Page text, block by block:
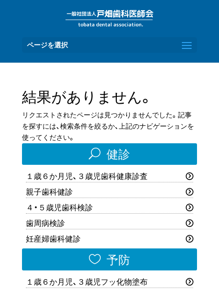
ページを選択
結果がありません。
リクエストされたページは見つかりませんでした。記事
を探すには、検索条件を絞るか、上記のナビゲーションを
使ってください。
U 健診
１歳６か月児、３歳児歯科健康診査
親子歯科健診
４・５歳児歯科検診
歯周病検診
妊産婦歯科健診
 予防
１歳６か月児、３歳児フッ化物塗布